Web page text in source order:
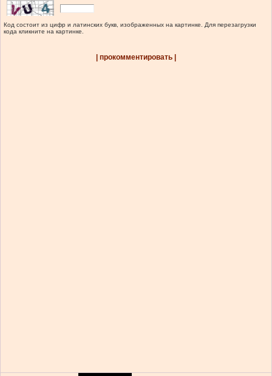
Код состоит из цифр и латинских букв, изображенных на картинке. Для перезагрузки
кода кликните на картинке.
| прокомментировать |